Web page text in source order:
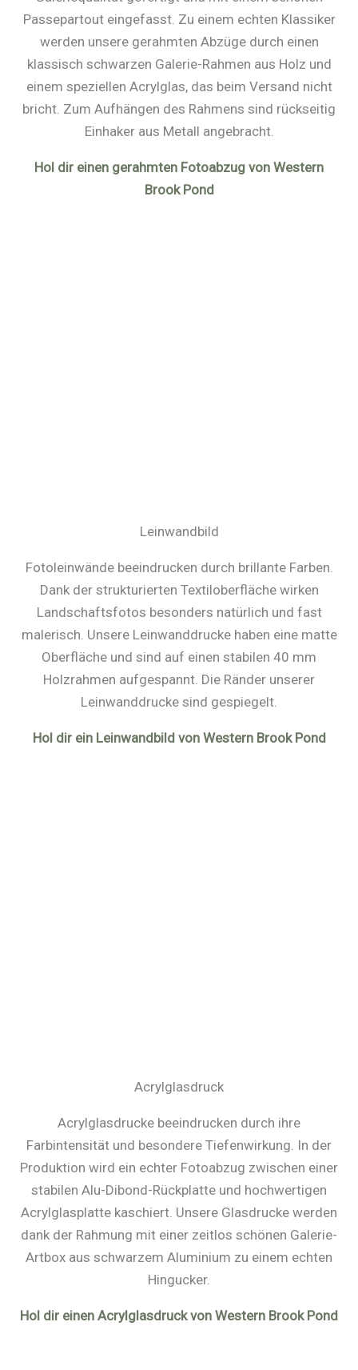
Passepartout eingefasst. Zu einem echten Klassiker
werden unsere gerahmten Abzüge durch einen
klassisch schwarzen Galerie-Rahmen aus Holz und
einem speziellen Acrylglas, das beim Versand nicht
bricht. Zum Aufhängen des Rahmens sind rückseitig
Einhaker aus Metall angebracht.
Hol dir einen gerahmten Fotoabzug von Western
Brook Pond
Leinwandbild
Fotoleinwände beeindrucken durch brillante Farben.
Dank der strukturierten Textiloberfläche wirken
Landschaftsfotos besonders natürlich und fast
malerisch. Unsere Leinwanddrucke haben eine matte
Oberfläche und sind auf einen stabilen 40 mm
Holzrahmen aufgespannt. Die Ränder unserer
Leinwanddrucke sind gespiegelt.
Hol dir ein Leinwandbild von Western Brook Pond
Acrylglasdruck
Acrylglasdrucke beeindrucken durch ihre
Farbintensität und besondere Tiefenwirkung. In der
Produktion wird ein echter Fotoabzug zwischen einer
stabilen Alu-Dibond-Rückplatte und hochwertigen
Acrylglasplatte kaschiert. Unsere Glasdrucke werden
dank der Rahmung mit einer zeitlos schönen Galerie-
Artbox aus schwarzem Aluminium zu einem echten
Hingucker.
Hol dir einen Acrylglasdruck von Western Brook Pond